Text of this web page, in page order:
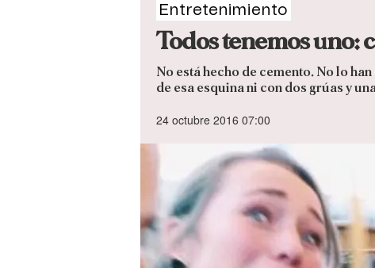
Entretenimiento
Todos tenemos uno:
No está hecho de cemento. No lo
de esa esquina ni con dos grúas y
24 octubre 2016 07:00